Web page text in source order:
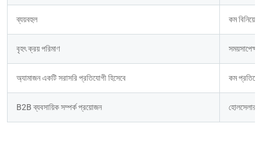
ব্যয়বহুল কম বিনিয়োগ
বৃহৎ ক্রয় পরিমাণ সময়সাপেক্ষ
অ্যামাজন একটি সরাসরি প্রতিযোগী হিসেবে কম
B2B ব্যবসায়িক সম্পর্ক প্রয়োজন